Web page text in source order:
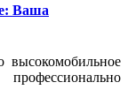
Ваша
высокомобильное